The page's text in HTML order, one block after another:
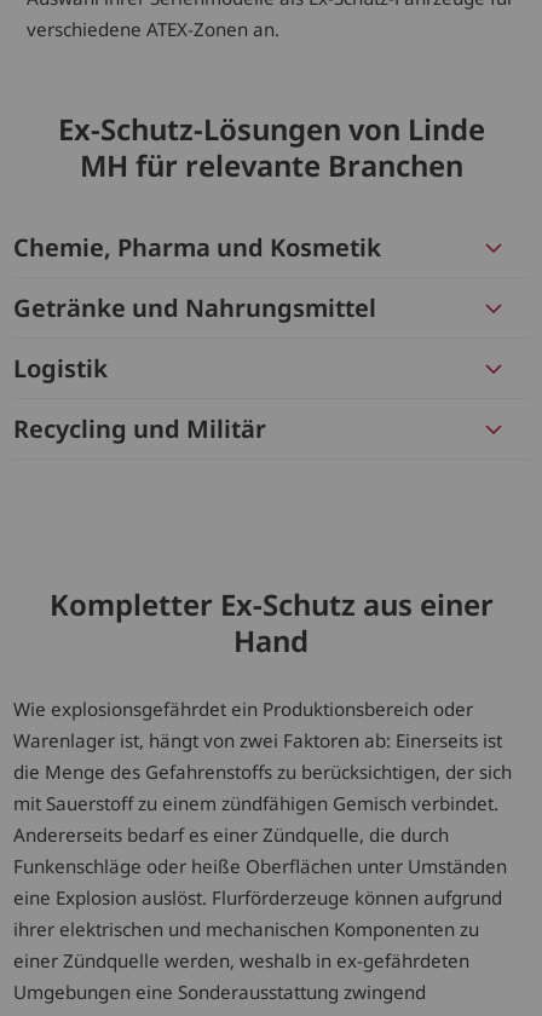
verschiedene ATEX-Zonen an.
Ex-Schutz-Lösungen von Linde
MH für relevante Branchen
Chemie, Pharma und Kosmetik
Getränke und Nahrungsmittel
Logistik
Recycling und Militär
Kompletter Ex-Schutz aus einer
Hand
Wie explosionsgefährdet ein Produktionsbereich oder
Warenlager ist, hängt von zwei Faktoren ab: Einerseits ist
die Menge des Gefahrenstoffs zu berücksichtigen, der sich
mit Sauerstoff zu einem zündfähigen Gemisch verbindet.
Andererseits bedarf es einer Zündquelle, die durch
Funkenschläge oder heiße Oberflächen unter Umständen
eine Explosion auslöst. Flurförderzeuge können aufgrund
ihrer elektrischen und mechanischen Komponenten zu
einer Zündquelle werden, weshalb in ex-gefährdeten
Umgebungen eine Sonderausstattung zwingend